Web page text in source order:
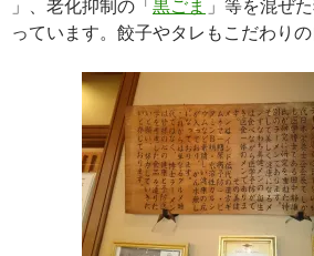
」、老化抑制の「黒ごま 」等を混ぜ
っています。餃子やタレもこだわりの